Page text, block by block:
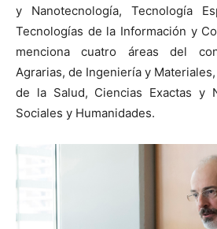
y Nanotecnología, Tecnología
Tecnologías de la Información y
menciona cuatro áreas del
Agrarias, de Ingeniería y
de la Salud, Ciencias Exactas y
Sociales y Humanidades.